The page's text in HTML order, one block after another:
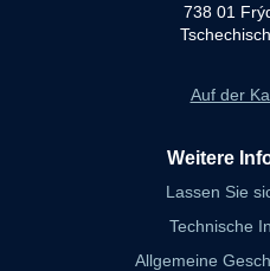
738 01
Auf der
Weitere
Lassen Sie
Technische
Allgemeine